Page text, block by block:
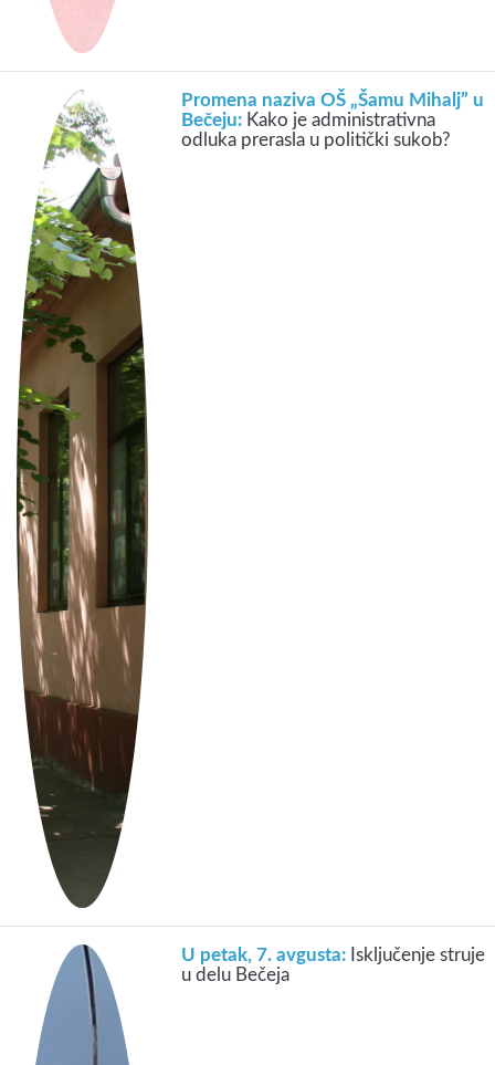
Promena naziva OŠ „Šamu Mihalj” u
Bečeju: Kako je administrativna
odluka prerasla u politički sukob?
U petak, 7. avgusta: Isključenje struje
u delu Bečeja